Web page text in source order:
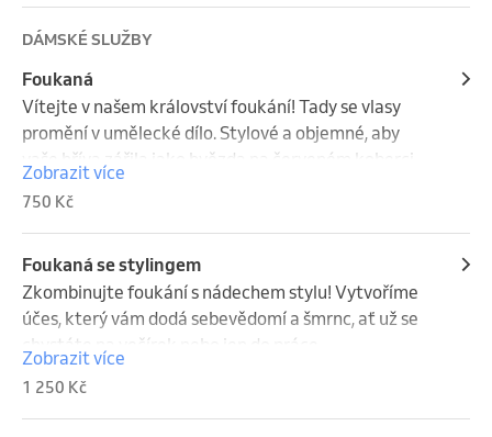
DÁMSKÉ SLUŽBY
Foukaná
Vítejte v našem království foukání! Tady se vlasy
promění v umělecké dílo. Stylové a objemné, aby
vaše hříva zářila jako hvězda na červeném koberci.
Zobrazit více
750 Kč
Foukaná se stylingem
Zkombinujte foukání s nádechem stylu! Vytvoříme
účes, který vám dodá sebevědomí a šmrnc, ať už se
chystáte na večírek nebo jen do práce.
Zobrazit více
1 250 Kč